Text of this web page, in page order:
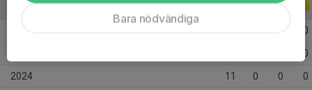
ALLA SERIER ALLA ÅR
0
0
2024 11 0 0 0
Bara nödvändiga